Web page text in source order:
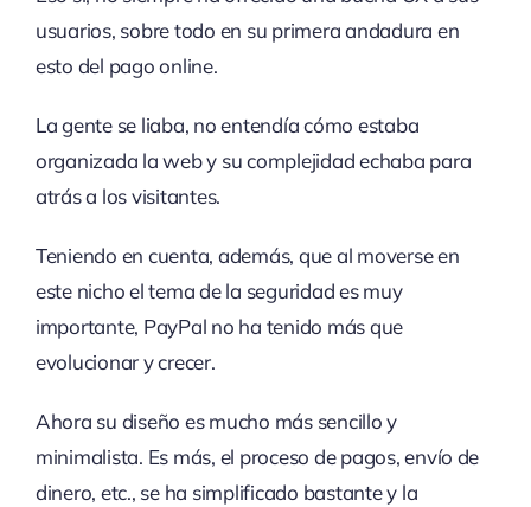
usuarios, sobre todo en su primera andadura en
esto del pago online.
La gente se liaba, no entendía cómo estaba
organizada la web y su complejidad echaba para
atrás a los visitantes.
Teniendo en cuenta, además, que al moverse en
este nicho el tema de la seguridad es muy
importante, PayPal no ha tenido más que
evolucionar y crecer.
Ahora su diseño es mucho más sencillo y
minimalista. Es más, el proceso de pagos, envío de
dinero, etc., se ha simplificado bastante y la